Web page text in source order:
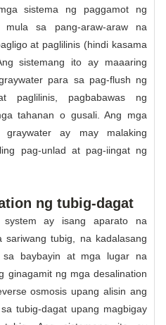
sistema ng paggamot ng
mula sa pang-araw-araw na
at paglilinis (hindi kasama
sistemang ito ay maaaring
para sa pag-flush ng
paglilinis, pagbabawas ng
tahanan o gusali. Ang mga
ay may malaking
pag-unlad at pag-iingat ng
ng tubig-dagat
system ay isang aparato na
sariwang tubig, na kadalasang
baybayin at mga lugar na
ginagamit ng mga desalination
osmosis upang alisin ang
tubig-dagat upang magbigay